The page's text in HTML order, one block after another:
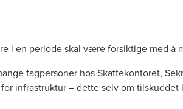
i en periode skal være forsiktige med å
fagpersoner hos Skattekontoret,
infrastruktur – dette selv om